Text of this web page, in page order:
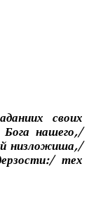
своих
нашего,/
низложиша,/
тех